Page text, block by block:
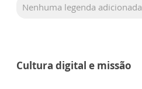
Nenhuma legenda adicionada
Cultura digital e missão